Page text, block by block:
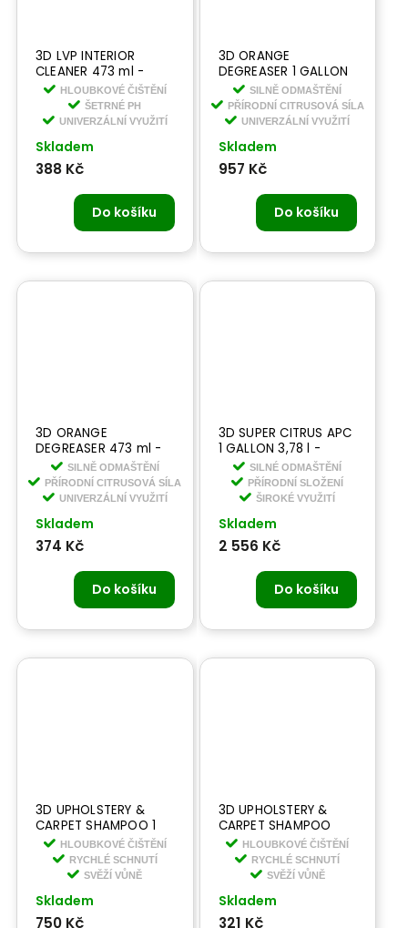
3D LVP INTERIOR
CLEANER 473 ml -
prémiový čistič na
kůži, vinyl a plasty v
interiéru
HLOUBKOVÉ ČIŠTĚNÍ
ŠETRNÉ PH
UNIVERZÁLNÍ VYUŽITÍ
Skladem
388 Kč
Do košíku
3D ORANGE
DEGREASER 1 GALLON
3,78 l - prémiový
univerzální čistič
SILNĚ ODMAŠTĚNÍ
PŘÍRODNÍ CITRUSOVÁ SÍLA
UNIVERZÁLNÍ VYUŽITÍ
Skladem
957 Kč
Do košíku
3D ORANGE
DEGREASER 473 ml -
prémiový univerzální
čistič
SILNĚ ODMAŠTĚNÍ
PŘÍRODNÍ CITRUSOVÁ SÍLA
UNIVERZÁLNÍ VYUŽITÍ
Skladem
374 Kč
Do košíku
3D SUPER CITRUS APC
1 GALLON 3,78 l -
koncentrát-
univerzální čistič a
odmašťovač
SILNÉ ODMAŠTĚNÍ
PŘÍRODNÍ SLOŽENÍ
ŠIROKÉ VYUŽITÍ
Skladem
2 556 Kč
Do košíku
3D UPHOLSTERY &
CARPET SHAMPOO 1
GALL 3,78 l - šampon
na látku a koberce
HLOUBKOVÉ ČIŠTĚNÍ
RYCHLÉ SCHNUTÍ
SVĚŽÍ VŮNĚ
Skladem
750 Kč
3D UPHOLSTERY &
CARPET SHAMPOO
473 ml -
koncentrovaný
šampon na látku a
HLOUBKOVÉ ČIŠTĚNÍ
RYCHLÉ SCHNUTÍ
SVĚŽÍ VŮNĚ
Skladem
321 Kč